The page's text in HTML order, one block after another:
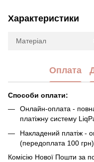
Характеристики
Матеріал
Оплата
Способи оплати:
Онлайн-оплата -
платіжну систему
Накладений платіж -
(передоплата 100 грн)
Комісію Нової Пошти за